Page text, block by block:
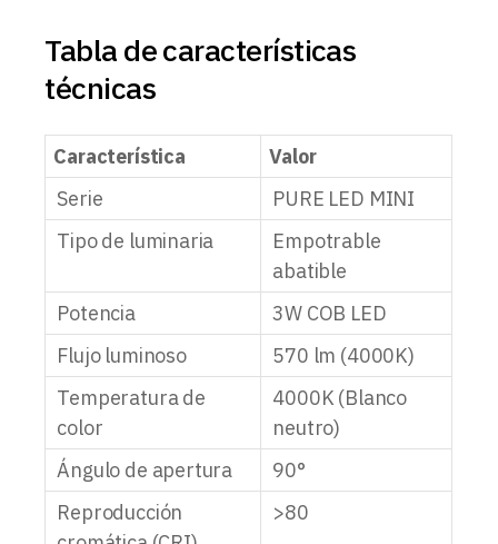
Tabla de características
técnicas
Característica
Valor
Serie
PURE LED MINI
Tipo de luminaria
Empotrable
abatible
Potencia
3W COB LED
Flujo luminoso
570 lm (4000K)
Temperatura de
color
4000K (Blanco
neutro)
Ángulo de apertura
90°
Reproducción
>80